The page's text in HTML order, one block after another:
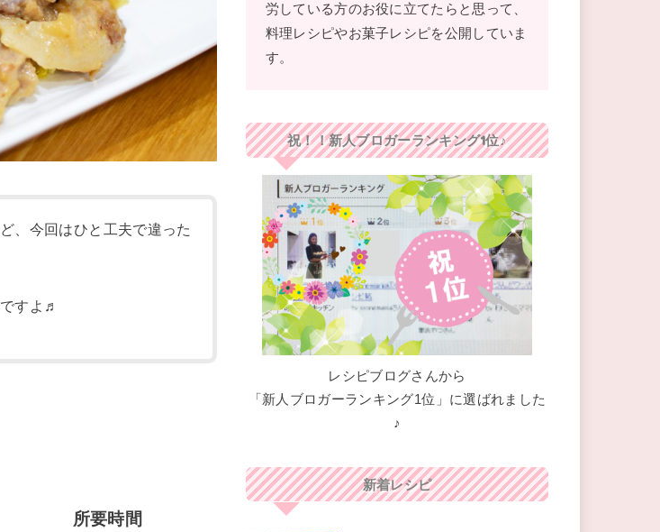
、今回はひと工夫で違った
すよ♬
所要時間
労している方のお役に立てたらと思って、
料理レシピやお菓子レシピを公開していま
す。
祝！！新人ブロガーランキング1位♪
レシピブログさんから
「新人ブロガーランキング1位」に選ばれました
♪
新着レシピ